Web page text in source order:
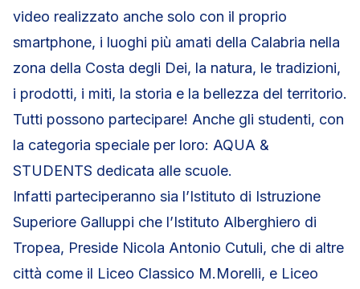
video realizzato anche solo con il proprio
smartphone, i luoghi più amati della Calabria nella
zona della Costa degli Dei, la natura, le tradizioni,
i prodotti, i miti, la storia e la bellezza del territorio.
Tutti possono partecipare! Anche gli studenti, con
la categoria speciale per loro: AQUA &
STUDENTS dedicata alle scuole.
Infatti parteciperanno sia l’Istituto di Istruzione
Superiore Galluppi che l’Istituto Alberghiero di
Tropea, Preside Nicola Antonio Cutuli, che di altre
città come il Liceo Classico M.Morelli, e Liceo